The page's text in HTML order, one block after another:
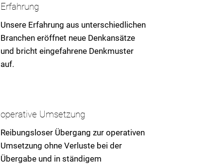
Erfahrung
Unsere Erfahrung aus unterschiedlichen
Branchen eröffnet neue Denkansätze
und bricht eingefahrene Denkmuster
auf.
operative Umsetzung
Reibungsloser Übergang zur operativen
Umsetzung ohne Verluste bei der
Übergabe und in ständigem